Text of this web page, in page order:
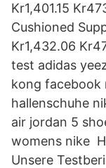
Kr1,401.15
Cushioned
Kr1,432.06
test adidas
kong facebook
hallenschuhe
air jordan 5
womens nike
Unsere